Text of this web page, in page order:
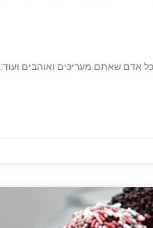
שאתם מעריכים ואוהבים ועוד: